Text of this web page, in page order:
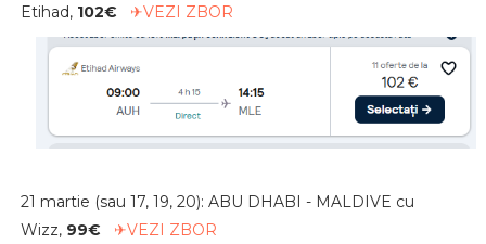
Etihad,102€ ✈VEZI ZBOR
21 martie (sau 17, 19, 20): ABU DHABI - MALDIVE cu
Wizz,99€ ✈VEZI ZBOR